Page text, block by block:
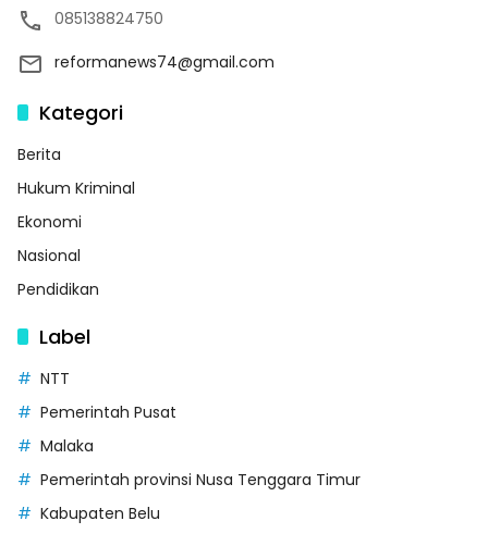
085138824750
reformanews74@gmail.com
Kategori
Berita
Hukum Kriminal
Ekonomi
Nasional
Pendidikan
Label
NTT
Pemerintah Pusat
Malaka
Pemerintah provinsi Nusa Tenggara Timur
Kabupaten Belu